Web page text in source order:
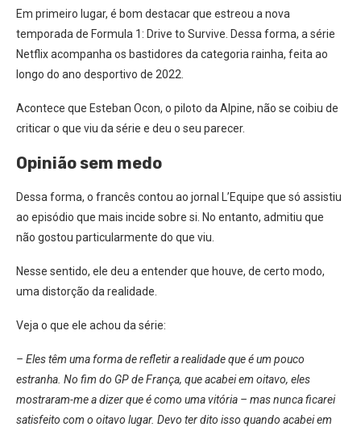
Em primeiro lugar, é bom destacar que estreou a nova
temporada de Formula 1: Drive to Survive. Dessa forma, a série
Netflix acompanha os bastidores da categoria rainha, feita ao
longo do ano desportivo de 2022.
Acontece que Esteban Ocon, o piloto da Alpine, não se coibiu de
criticar o que viu da série e deu o seu parecer.
Opinião sem medo
Dessa forma, o francês contou ao jornal L’Equipe que só assistiu
ao episódio que mais incide sobre si. No entanto, admitiu que
não gostou particularmente do que viu.
Nesse sentido, ele deu a entender que houve, de certo modo,
uma distorção da realidade.
Veja o que ele achou da série:
– Eles têm uma forma de refletir a realidade que é um pouco
estranha. No fim do GP de França, que acabei em oitavo, eles
mostraram-me a dizer que é como uma vitória – mas nunca ficarei
satisfeito com o oitavo lugar. Devo ter dito isso quando acabei em